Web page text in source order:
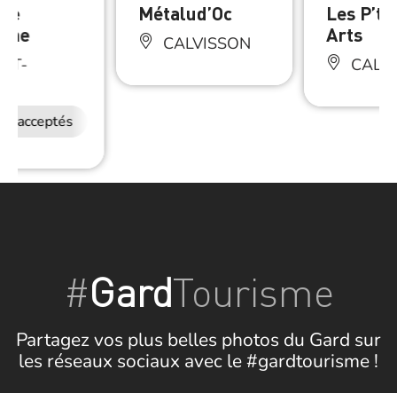
acceptés
Métalud’Oc
CALVISSON
Les
Arts
#GardTourisme
Partagez vos plus belles photos du Gard sur
les réseaux sociaux avec le #gardtourisme !